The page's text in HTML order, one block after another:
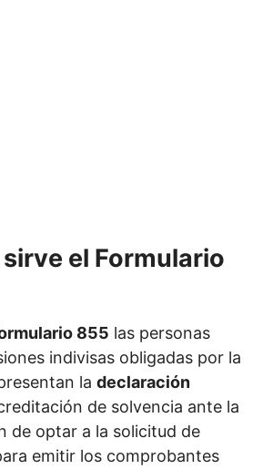
el Formulario
855 las personas
indivisas obligadas por la
la declaración
de solvencia ante la
de optar a la solicitud de
emitir los comprobantes